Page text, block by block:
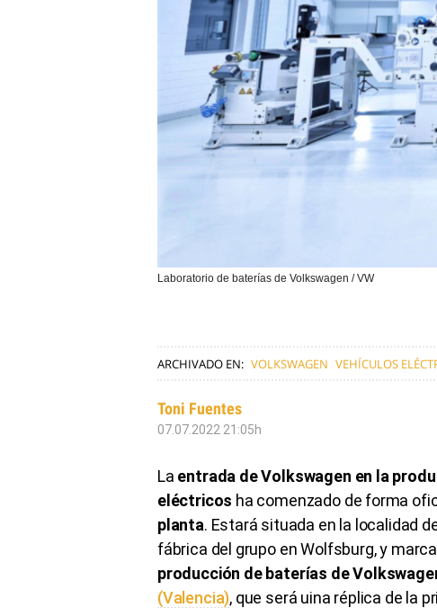
Laboratorio de baterías de Volkswagen / VW
ARCHIVADO EN: VOLKSWAGEN VEHÍCULOS
Toni Fuentes
07.07.2022 21:05h
La entrada de Volkswagen en la
eléctricos ha comenzado de forma
planta. Estará situada en la localidad
fábrica del grupo en Wolfsburg, y
producción de baterías de
(Valencia), que será uina réplica de la